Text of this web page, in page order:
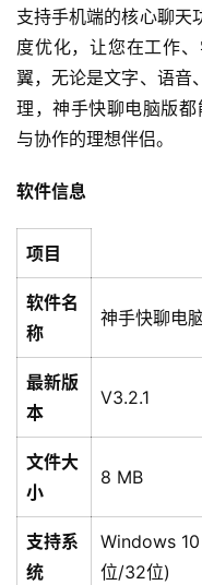
支持手机端的核心聊天
度优化，让您在工作
翼，无论是文字、语音
理，神手快聊电脑版
与协作的理想伴侣。
软件信息
项目
软件名
称
神手快聊电
最新版
本
V3.2.1
文件大
小
8 MB
支持系
统
Windows
位/32位)